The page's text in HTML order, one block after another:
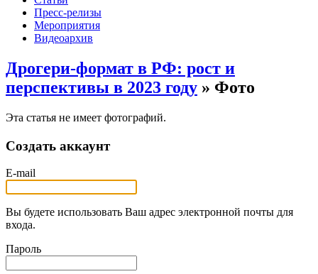
Пресс-релизы
Мероприятия
Видеоархив
Дрогери-формат в РФ: рост и
перспективы в 2023 году » Фото
Эта статья не имеет фотографий.
Создать аккаунт
E-mail
Вы будете использовать Ваш адрес электронной почты для
входа.
Пароль